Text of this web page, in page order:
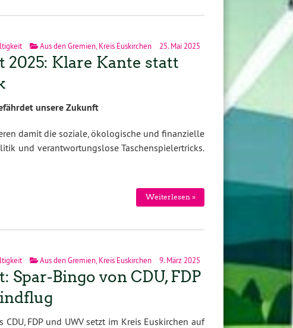
Aus den Gremien,Kreis Euskirchen 25. Mai 2025
2025: Klare Kante statt
unsere Zukunft
damit die soziale, ökologische und finanzielle
und verantwortungslose Taschenspielertricks.
Weiterlesen »
Aus den Gremien, Kreis Euskirchen 9. März 2025
Spar-Bingo von CDU, FDP
FDP und UWV setzt im Kreis Euskirchen auf